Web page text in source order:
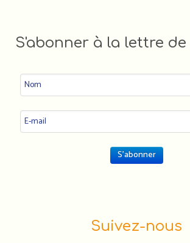
S'abonner à la lettre de
Suivez-nous